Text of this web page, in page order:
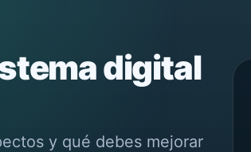
digital
y qué debes mejorar